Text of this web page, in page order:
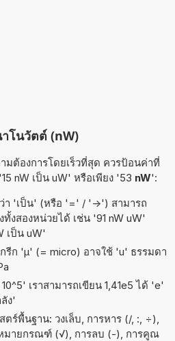
โนวัตต์ (nW)
มต้องการโดยเร็วที่สุด ควรป้อนค่าที่
nW เป็น uW' หรือเพียง '53 nW':
า 'เป็น' (หรือ '=' / '->') สามารถ
ทั้งสองหน่วยได้ เช่น '91 nW uW'
เป็น uW'
รีก 'µ' (= micro) อาจใช้ 'u' ธรรมดา
เราสามารถเขียน 1,41e5 ได้ 'e'
ง'
พื้นฐาน: วงเล็บ, การหาร (/, :, ÷),
หมายกรณฑ์ (√), การลบ (-), การคูณ